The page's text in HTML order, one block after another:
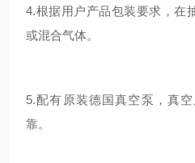
4.根据用户产品包装要求，在
或混合气体。
5.配有原装德国真空泵，真
靠。